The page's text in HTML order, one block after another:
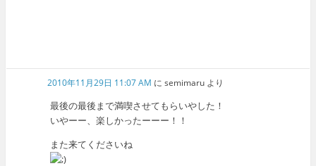
2010年11月29日 11:07 AM にsemimaru より
最後の最後まで満喫させてもらいやした！
いやーー、楽しかったーーー！！
また来てくださいね